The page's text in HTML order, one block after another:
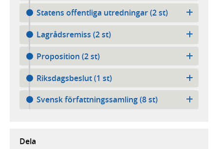
Statens offentliga utredningar (2 st)
Lagrådsremiss (2 st)
Proposition (2 st)
Riksdagsbeslut (1 st)
Svensk författningssamling (8 st)
Dela